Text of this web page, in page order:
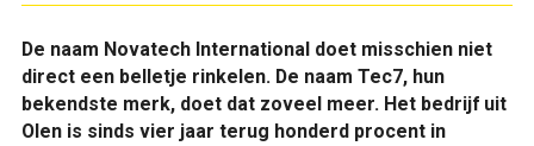
De naam Novatech International doet misschien niet
direct een belletje rinkelen. De naam Tec7, hun
bekendste merk, doet dat zoveel meer. Het bedrijf uit
Olen is sinds vier jaar terug honderd procent in